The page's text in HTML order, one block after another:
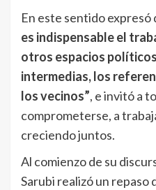
En este sentido expresó
es indispensable el
otros espacios
intermedias, los
los vecinos”, e invitó a
comprometerse, a
creciendo juntos.
Al comienzo de su
Sarubi realizó un repaso